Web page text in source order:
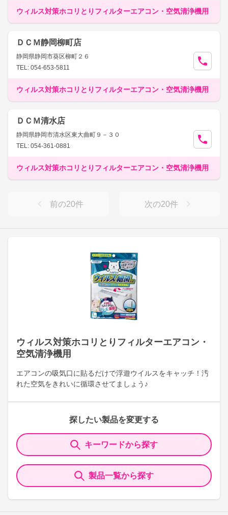
ウィルス対策ホコリとりフィルターエアコン・
空気清浄機用
エアコンの吸気口に貼るだけで浮遊ウイルスをキャッチ！汚
れた空気をきれいに循環させてましょう♪
探したい製品を変更する
キーワードから探す
製品一覧から探す
ウィルス対策ホコリとりフィルターエアコン・空気清浄機用
ＤＣＭ静岡柳町店
静岡県静岡市葵区柳町２６
TEL: 054-653-5811
ウィルス対策ホコリとりフィルターエアコン・空気清浄機用
ＤＣＭ清水店
静岡県静岡市清水区東大曲町９－３０
TEL: 054-361-0881
ウィルス対策ホコリとりフィルターエアコン・空気清浄機用
前の20件 次の20件